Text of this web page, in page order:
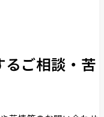
るご相談・苦